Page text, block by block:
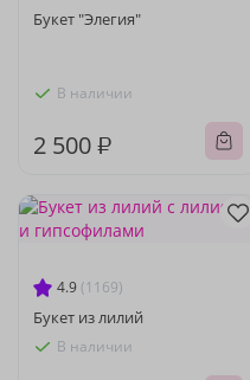
Букет "Элегия"
В наличии
2 500 ₽
4.9 (1169)
Букет из лилий
В наличии